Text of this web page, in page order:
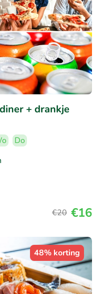
+ drankje
Do
€20 €16
48% korting